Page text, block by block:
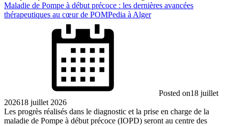
Maladie de Pompe à début précoce : les dernières avancées
thérapeutiques au cœur de POMPedia à Alger
Posted on18 juillet
202618 juillet 2026
Les progrès réalisés dans le diagnostic et la prise en charge de la
maladie de Pompe à début précoce (IOPD) seront au centre des